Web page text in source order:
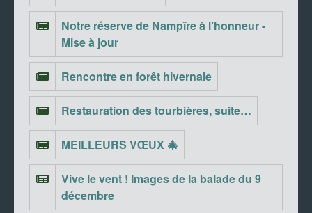
Notre réserve de Nampîre à l’honneur -
Mise à jour
Rencontre en forêt hivernale
Restauration des tourbières, suite…
MEILLEURS VŒUX 🎄
Vive le vent ! Images de la balade du 9
décembre